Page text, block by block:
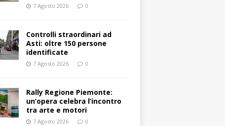
7 Agosto 2026 0
Controlli straordinari ad
Asti: oltre 150 persone
identificate
7 Agosto 2026 0
Rally Regione Piemonte:
un’opera celebra l’incontro
tra arte e motori
7 Agosto 2026 0